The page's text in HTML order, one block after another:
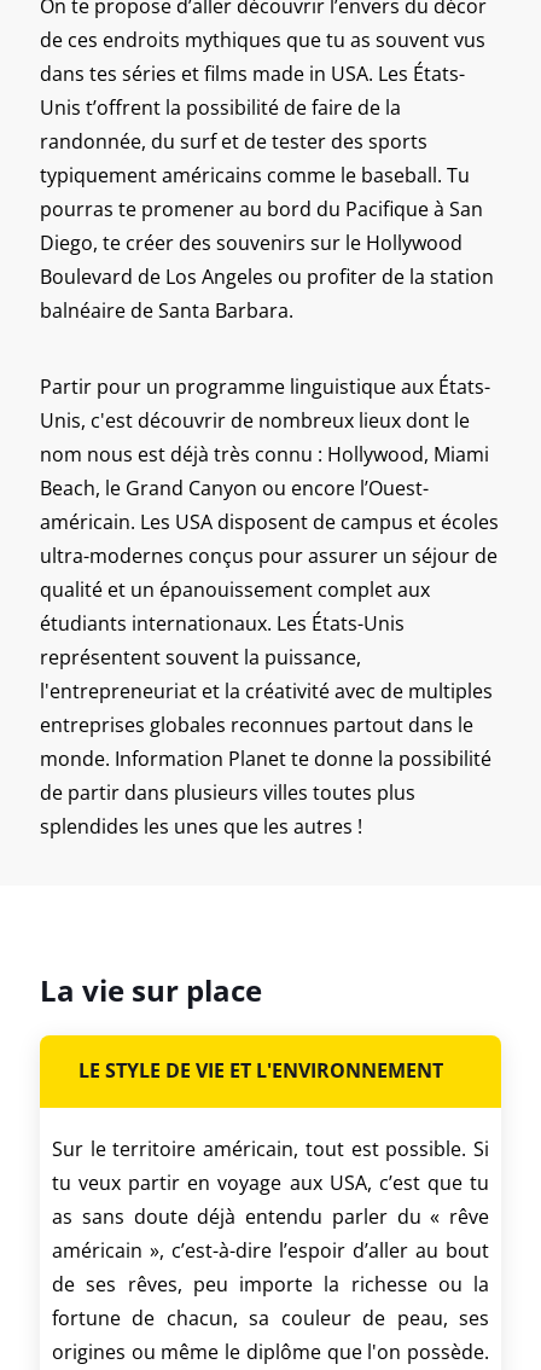
On te propose d’aller découvrir l’envers du décor
de ces endroits mythiques que tu as souvent vus
dans tes séries et films made in USA. Les États-
Unis t’offrent la possibilité de faire de la
randonnée, du surf et de tester des sports
typiquement américains comme le baseball. Tu
pourras te promener au bord du Pacifique à San
Diego, te créer des souvenirs sur le Hollywood
Boulevard de Los Angeles ou profiter de la station
balnéaire de Santa Barbara.
Partir pour un programme linguistique aux États-
Unis, c'est découvrir de nombreux lieux dont le
nom nous est déjà très connu : Hollywood, Miami
Beach, le Grand Canyon ou encore l’Ouest-
américain. Les USA disposent de campus et écoles
ultra-modernes conçus pour assurer un séjour de
qualité et un épanouissement complet aux
étudiants internationaux. Les États-Unis
représentent souvent la puissance,
l'entrepreneuriat et la créativité avec de multiples
entreprises globales reconnues partout dans le
monde. Information Planet te donne la possibilité
de partir dans plusieurs villes toutes plus
splendides les unes que les autres !
La vie sur place
LE STYLE DE VIE ET L'ENVIRONNEMENT
Sur le territoire américain, tout est possible. Si
tu veux partir en voyage aux USA, c’est que tu
as sans doute déjà entendu parler du « rêve
américain », c’est-à-dire l’espoir d’aller au bout
de ses rêves, peu importe la richesse ou la
fortune de chacun, sa couleur de peau, ses
origines ou même le diplôme que l'on possède.